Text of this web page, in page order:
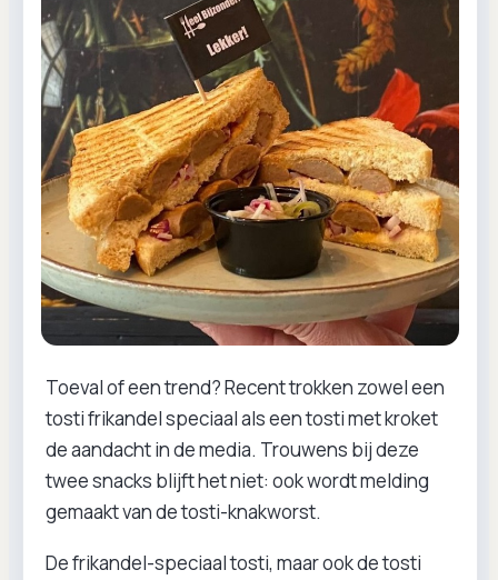
Toeval of een trend? Recent trokken zowel een
tosti frikandel speciaal als een tosti met kroket
de aandacht in de media. Trouwens bij deze
twee snacks blijft het niet: ook wordt melding
gemaakt van de tosti-knakworst.
De frikandel-speciaal tosti, maar ook de tosti